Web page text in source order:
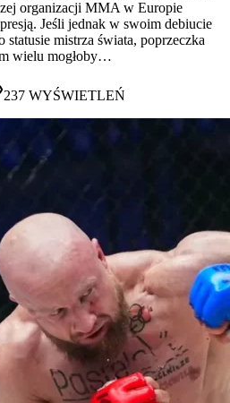
organizacji MMA w Europie
Jeśli jednak w swoim debiucie
mistrza świata, poprzeczka
wielu mogłoby…
237 WYŚWIETLEŃ